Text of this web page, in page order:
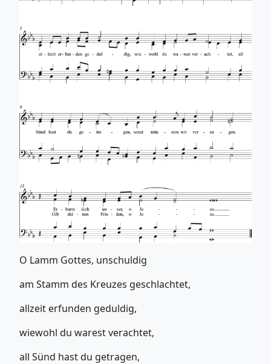
O Lamm Gottes, unschuldig
am Stamm des Kreuzes geschlachtet,
allzeit erfunden geduldig,
wiewohl du warest verachtet,
all Sünd hast du getragen,